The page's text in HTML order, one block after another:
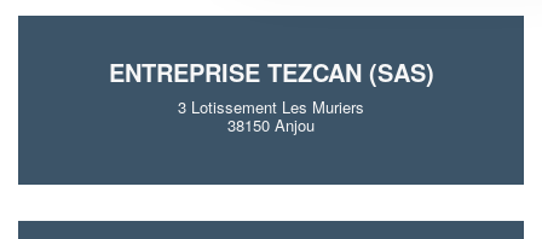
ENTREPRISE TEZCAN (SAS)
3 Lotissement Les Muriers
38150 Anjou